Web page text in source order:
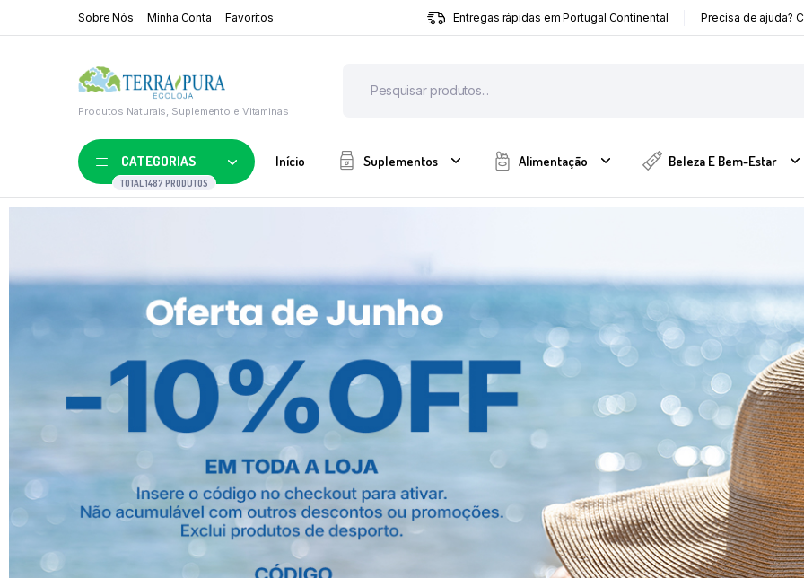
Sobre Nós Minha Conta Favoritos Entregas rápidas em Portugal Continental Precisa de ajuda?
Produtos Naturais, Suplemento e Vitaminas
CATEGORIAS
TOTAL 1487 PRODUTOS
Início Suplementos Alimentação Beleza E Bem-Estar